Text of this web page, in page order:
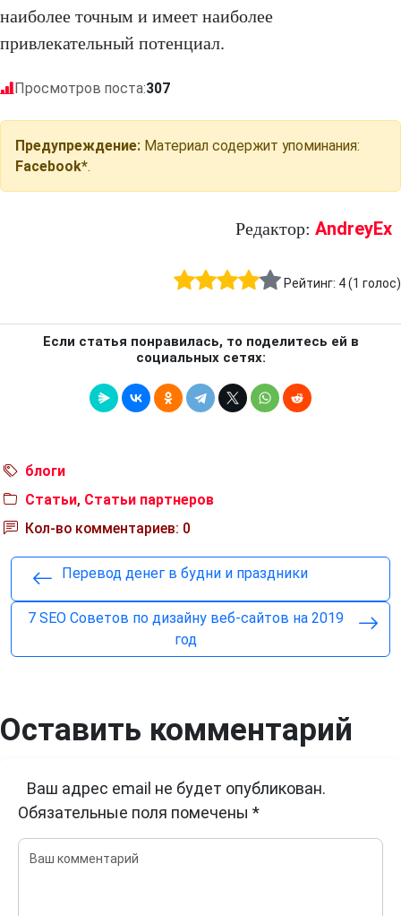
наиболее точным и имеет наиболее
привлекательный потенциал.
Просмотров поста:307
Предупреждение: Материал содержит упоминания:
Facebook*.
Редактор: AndreyEx
Рейтинг: 4(1 голос)
Если статья понравилась, то поделитесь ей в
социальных сетях:
блоги
Статьи, Статьи партнеров
Кол-во комментариев: 0
Перевод денег в будни и праздники
7 SEO Советов по дизайну веб-сайтов на 2019
год
Оставить комментарий
Ваш адрес email не будет опубликован.
Обязательные поля помечены *